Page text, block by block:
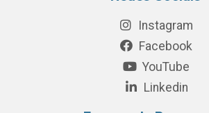
Instagram
Facebook
YouTube
Linkedin